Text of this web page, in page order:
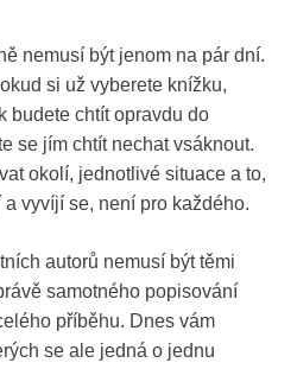
nemusí být jenom na pár dní.
si už vyberete knížku,
budete chtít opravdu do
se jím chtít nechat vsáknout.
okolí, jednotlivé situace a to,
vyvíjí se, není pro každého.
autorů nemusí být těmi
samotného popisování
příběhu. Dnes vám
se ale jedná o jednu